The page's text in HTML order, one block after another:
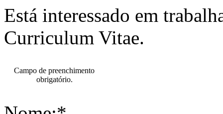
Está interessado em
Curriculum Vitae.
Campo de preenchimento
obrigatório.